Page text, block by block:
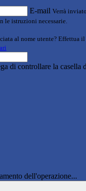
E-mail Verrà
le istruzioni necessarie.
al nome utente? Effettua il
di controllare la casella
dell'operazione...